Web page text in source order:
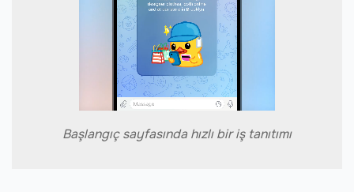
Başlangıç sayfasında hızlı bir iş tanıtımı